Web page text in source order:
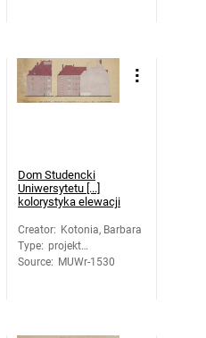
Dom Studencki
Uniwersytetu [...]
kolorystyka elewacji
Creator: Kotonia, Barbara
Type: projekt
architektoniczny
Source: MUWr-1530